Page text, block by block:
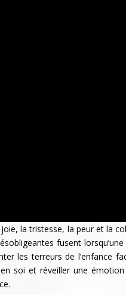
la tristesse, la peur et la
fusent
les terreurs de l’enfance
soi et réveiller une